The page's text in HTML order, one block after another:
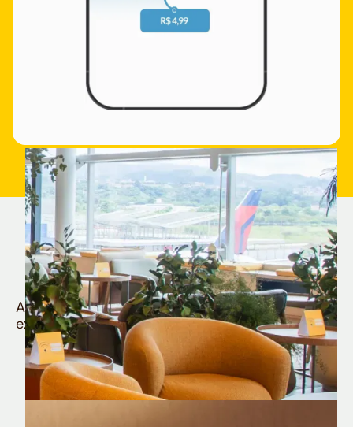
Quem é Nomad tem
muito mais
Aproveite todos os benefícios e vantagens
exclusivas da sua Conta Internacional